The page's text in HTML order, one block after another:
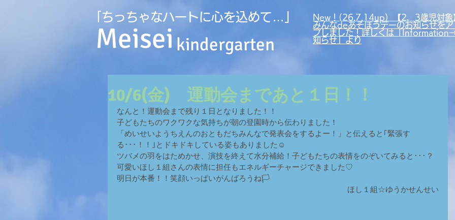
｢ちっちゃなハートに心を込めて…」
Meisei kindergarten
New！(26.7.14up）【2，3歳児対象
みんなdeあそぼうデーのお知らせをア
プしました！詳しくは「
知らせ」より
10/6(金) 運動会まであと１日！！
なんと！運動会まで残り１日となりました！！
子どもたちのワクワクな気持ちが朝の登園時から伝わりました！
「めいせいようちえんのおともだちみんなで発表会をするよー！」と伝えると｢緊張す
る･･･！！｣とドキドキしている姿もありました☺
ツバメの羽をはためかせ、演技を終えて水分補給！子どもたちの表情をのぞいてみると･･･？
可愛いほし１組さんの表情に担任もエネルギーチャージできました♡
明日が本番！！笑顔いっぱいがんばろうね🏳
ほし１組☆ゆうかせんせい